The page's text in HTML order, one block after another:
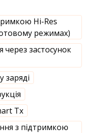
Hi-Res
режимах)
застосунок
Tx
з підтримкою